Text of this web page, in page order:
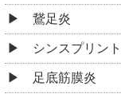
猫背矯正
ゴルフ肘
肉離れ